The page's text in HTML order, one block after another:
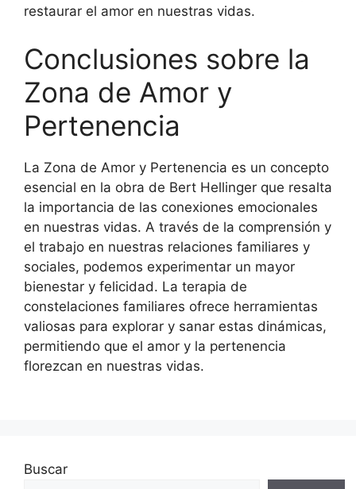
restaurar el amor en nuestras vidas.
Conclusiones sobre la
Zona de Amor y
Pertenencia
La Zona de Amor y Pertenencia es un concepto
esencial en la obra de Bert Hellinger que resalta
la importancia de las conexiones emocionales
en nuestras vidas. A través de la comprensión y
el trabajo en nuestras relaciones familiares y
sociales, podemos experimentar un mayor
bienestar y felicidad. La terapia de
constelaciones familiares ofrece herramientas
valiosas para explorar y sanar estas dinámicas,
permitiendo que el amor y la pertenencia
florezcan en nuestras vidas.
Buscar